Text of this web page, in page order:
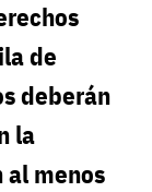
de
deberán
la
al menos